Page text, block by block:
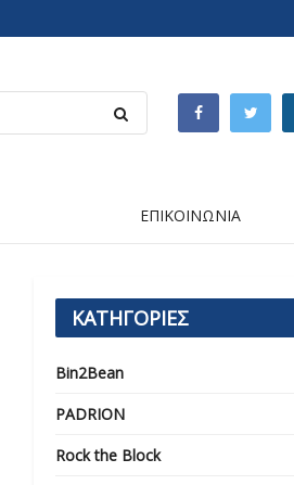
ΕΠΙΚΟΙΝΩΝΙΑ
ΚΑΤΗΓΟΡΙΕΣ
Bin2Bean
PADRION
Rock the Block